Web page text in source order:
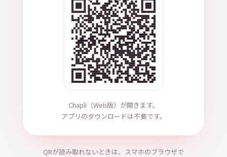
Chapli（Web版）が開きます。
アプリのダウンロードは不要です。
QRが読み取れないときは、スマホのブラウザで